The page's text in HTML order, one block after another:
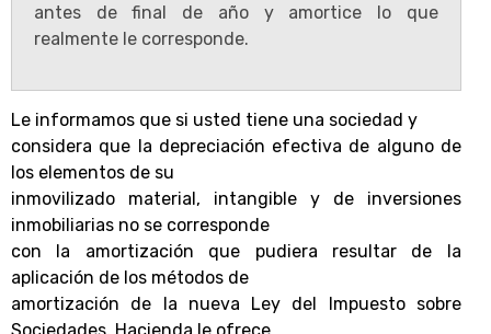
antes de final de año y amortice lo que
realmente le corresponde.
Le informamos que si usted tiene una sociedad y
considera que la depreciación efectiva de alguno de
los elementos de su
inmovilizado material, intangible y de inversiones
inmobiliarias no se corresponde
con la amortización que pudiera resultar de la
aplicación de los métodos de
amortización de la nueva Ley del Impuesto sobre